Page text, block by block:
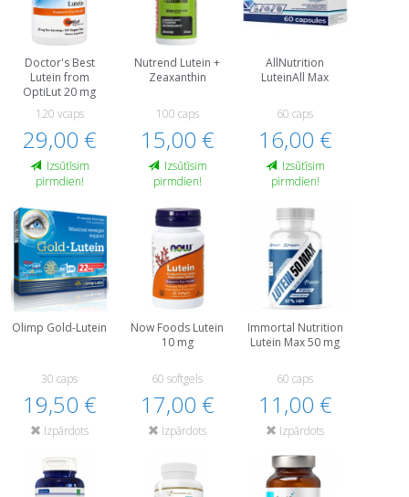
Doctor's Best
Lutein from
OptiLut 20 mg
120 vcaps
29,00 €
Izsūtīsim
pirmdien!
Nutrend Lutein +
Zeaxanthin
100 caps
15,00 €
Izsūtīsim
pirmdien!
AllNutrition
LuteinAll Max
60 caps
16,00 €
Izsūtīsim
pirmdien!
Olimp Gold-Lutein
30 caps
19,50 €
Izpārdots
Now Foods Lutein
10 mg
60 softgels
17,00 €
Izpārdots
Immortal Nutrition
Lutein Max 50 mg
60 caps
11,00 €
Izpārdots